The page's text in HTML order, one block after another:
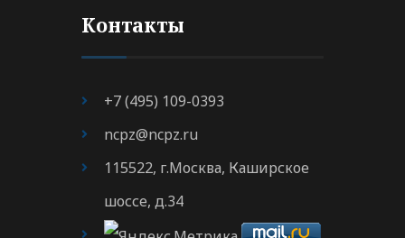
Контакты
+7 (495) 109-0393
ncpz@ncpz.ru
115522, г.Москва, Каширское
шоссе, д.34